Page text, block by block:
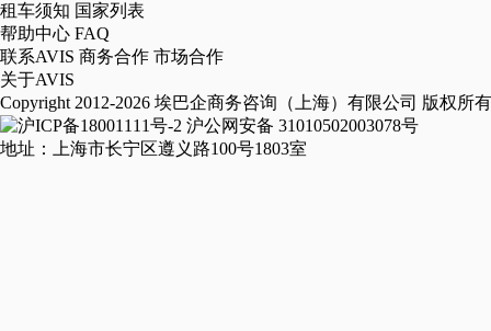
租车须知 国家列表
帮助中心 FAQ
联系AVIS 商务合作 市场合作
关于AVIS
Copyright 2012-2026 埃巴企商务咨询（上海）有限公司 版权所有
沪ICP备18001111号-2 沪公网安备 31010502003078号
地址：上海市长宁区遵义路100号1803室